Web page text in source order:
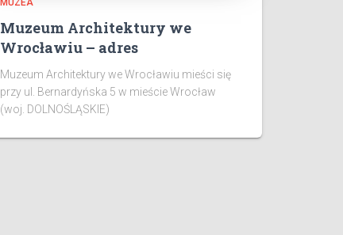
MUZEA
Muzeum Architektury we
Wrocławiu – adres
Muzeum Architektury we Wrocławiu mieści się
przy ul. Bernardyńska 5 w mieście Wrocław
(woj. DOLNOŚLĄSKIE)